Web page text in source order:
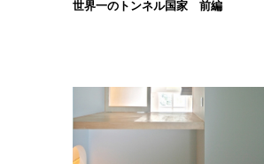
世界一のトンネル国家 前編